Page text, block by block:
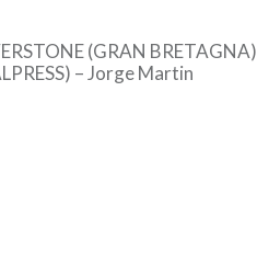
(GRAN BRETAGNA)
– Jorge Martin